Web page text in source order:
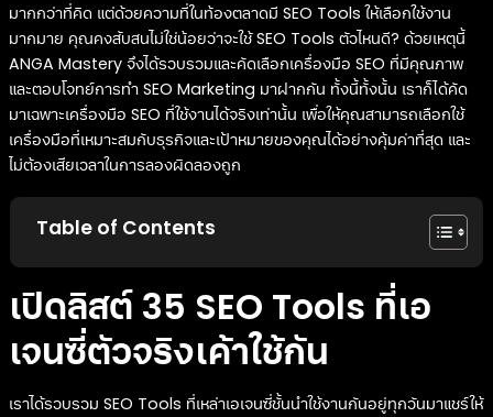
มากกว่าที่คิด แต่ด้วยความที่ในท้องตลาดมี SEO Tools ให้เลือกใช้งาน
มากมาย คุณคงสับสนไม่ใช่น้อยว่าจะใช้ SEO Tools ตัวไหนดี? ด้วยเหตุนี้
ANGA Mastery จึงได้รวบรวมและคัดเลือกเครื่องมือ SEO ที่มีคุณภาพ
และตอบโจทย์การทำ SEO Marketing มาฝากกัน ทั้งนี้ทั้งนั้น เราก็ได้คัด
มาเฉพาะเครื่องมือ SEO ที่ใช้งานได้จริงเท่านั้น เพื่อให้คุณสามารถเลือกใช้
เครื่องมือที่เหมาะสมกับธุรกิจและเป้าหมายของคุณได้อย่างคุ้มค่าที่สุด และ
ไม่ต้องเสียเวลาในการลองผิดลองถูก
Table of Contents
เปิดลิสต์ 35 SEO Tools ที่เอ
เจนซี่ตัวจริงเค้าใช้กัน
เราได้รวบรวม SEO Tools ที่เหล่าเอเจนซี่ชั้นนำใช้งานกันอยู่ทุกวันมาแชร์ให้